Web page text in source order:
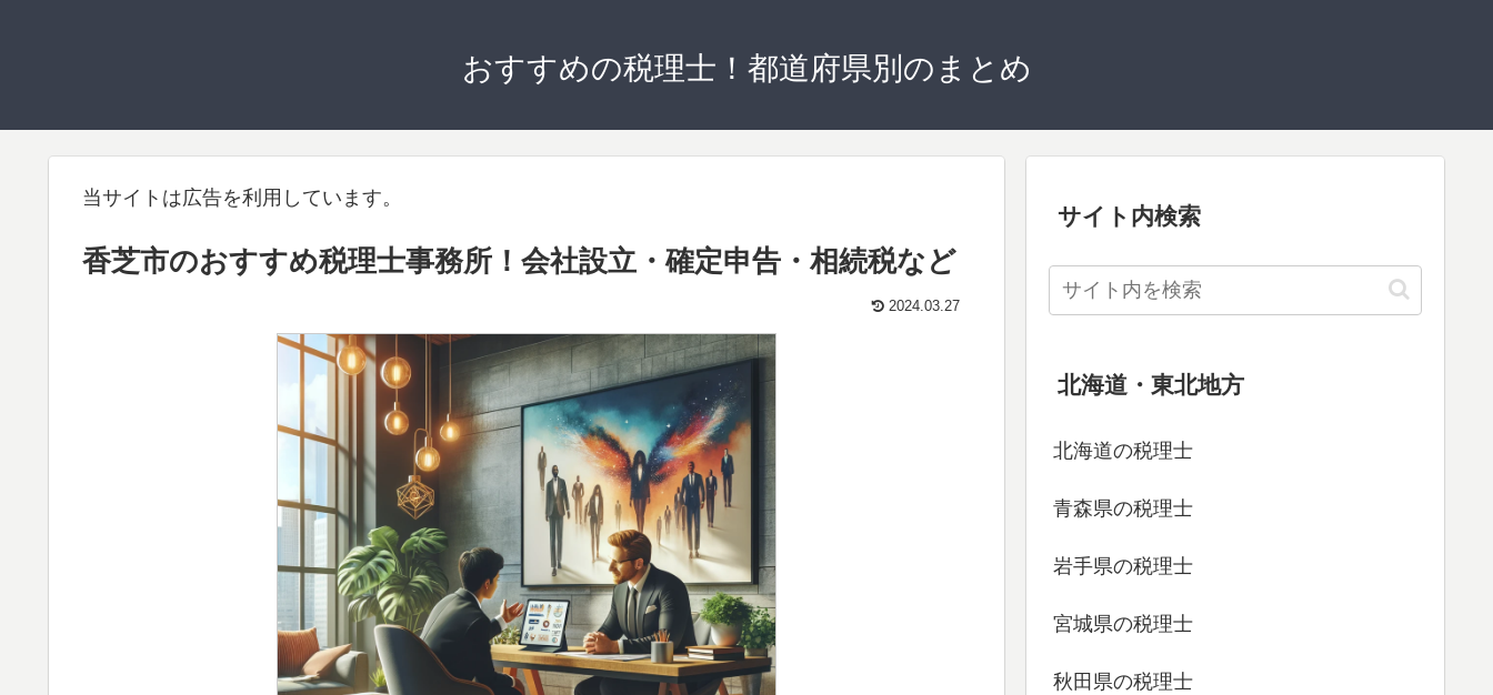
おすすめの税理士！都道府県別のまとめ
当サイトは広告を利用しています。
香芝市のおすすめ税理士事務所！会社設立・確定申告・相続税など
2024.03.27
サイト内検索
北海道・東北地方
北海道の税理士
青森県の税理士
岩手県の税理士
宮城県の税理士
秋田県の税理士